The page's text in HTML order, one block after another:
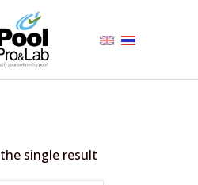
single result